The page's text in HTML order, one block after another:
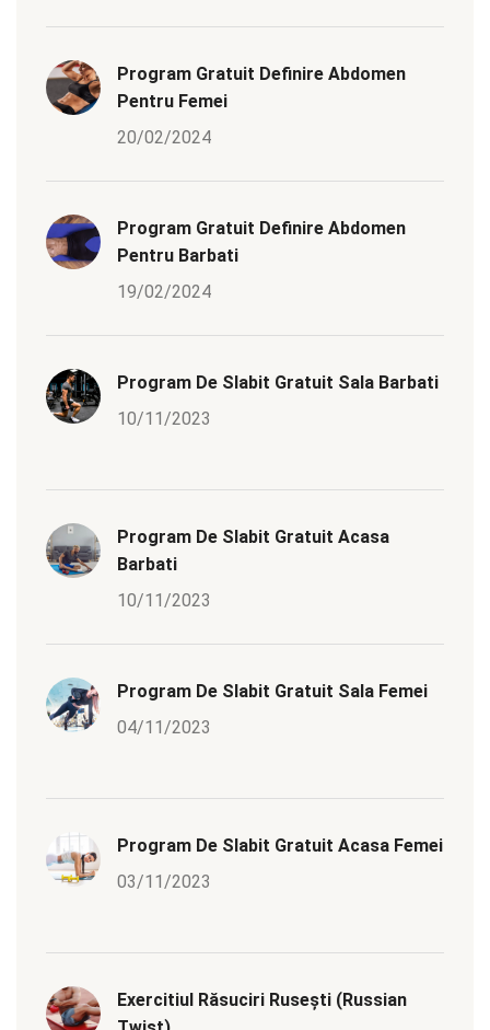
Program Gratuit Definire Abdomen
Pentru Femei
20/02/2024
Program Gratuit Definire Abdomen
Pentru Barbati
19/02/2024
Program De Slabit Gratuit Sala Barbati
10/11/2023
Program De Slabit Gratuit Acasa
Barbati
10/11/2023
Program De Slabit Gratuit Sala Femei
04/11/2023
Program De Slabit Gratuit Acasa Femei
03/11/2023
Exercitiul Răsuciri Rusești (Russian